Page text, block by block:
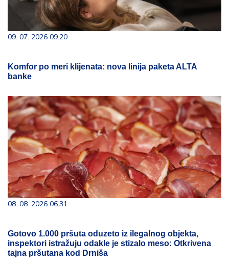
09. 07. 2026 09:20
Komfor po meri klijenata: nova linija paketa ALTA
banke
08. 08. 2026 06:31
Gotovo 1.000 pršuta oduzeto iz ilegalnog objekta,
inspektori istražuju odakle je stizalo meso: Otkrivena
tajna pršutana kod Drniša